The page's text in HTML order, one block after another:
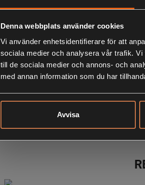
Denna webbplats använder cookies
Vi använder enhetsidentifierare för att
sociala medier och analysera vår trafik.
till de sociala medier och annons- och
med annan information som du har
Avvisa